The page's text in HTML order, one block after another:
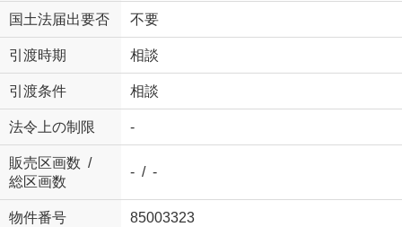
国土法届出要否 不要
引渡時期 相談
引渡条件 相談
法令上の制限 -
販売区画数 /
総区画数
- / -
物件番号 85003323